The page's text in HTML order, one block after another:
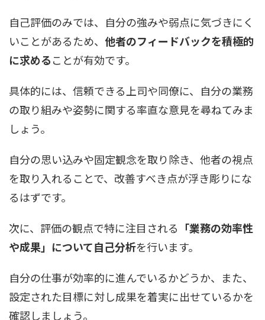
自己評価のみでは、自分の強みや弱点に気づきにく
いことがあるため、 他者のフィードバックを積極的
に求めることが有効です。
具体的には、信頼できる上司や同僚に、自分の業務
の取り組みや姿勢に関する率直な意見を尋ねてみま
しょう。
自分の思い込みや固定観念を取り除き、他者の視点
を取り入れることで、改善すべき点が浮き彫りにな
るはずです。
次に、評価の観点で特に注目される 「業務の効率性
や成果」について自己分析を行います。
自分の仕事が効率的に進んでいるかどうか、また、
設定された目標に対し成果を着実に出せているかを
確認しましょう。